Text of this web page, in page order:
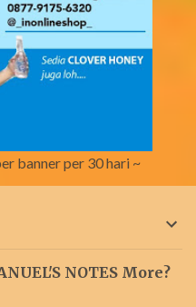
banner per 30 hari ~
NOTES More?